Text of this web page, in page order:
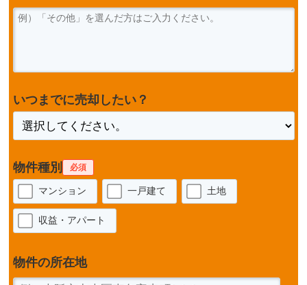
いつまでに売却したい？
物件種別 必須
マンション 一戸建て 土地
収益・アパート
物件の所在地